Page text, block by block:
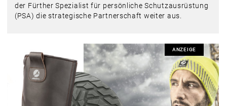
der Fürther Spezialist für persönliche Schutzausrüstung
(PSA) die strategische Partnerschaft weiter aus.
ANZEIGE